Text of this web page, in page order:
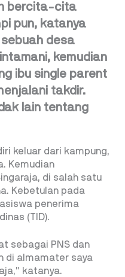
bercita-cita
pun, katanya
desa
kemudian
ibu single parent
takdir.
lain tentang
keluar dari kampung,
Kemudian
di salah satu
Kebetulan pada
penerima
(TID).
sebagai PNS dan
di almamater saya
katanya.